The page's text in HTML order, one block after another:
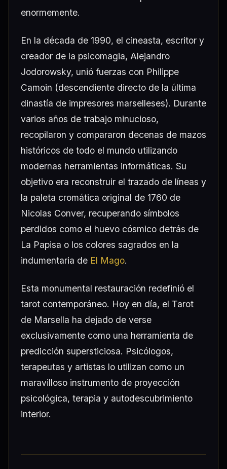
enormemente.
En la década de 1990, el cineasta, escritor y
creador de la psicomagia, Alejandro
Jodorowsky, unió fuerzas con Philippe
Camoin (descendiente directo de la última
dinastía de impresores marselleses). Durante
varios años de trabajo minucioso,
recopilaron y compararon decenas de mazos
históricos de todo el mundo utilizando
modernas herramientas informáticas. Su
objetivo era reconstruir el trazado de líneas y
la paleta cromática original de 1760 de
Nicolas Conver, recuperando símbolos
perdidos como el huevo cósmico detrás de
La Papisa o los colores sagrados en la
indumentaria de El Mago.
Esta monumental restauración redefinió el
tarot contemporáneo. Hoy en día, el Tarot
de Marsella ha dejado de verse
exclusivamente como una herramienta de
predicción supersticiosa. Psicólogos,
terapeutas y artistas lo utilizan como un
maravilloso instrumento de proyección
psicológica, terapia y autodescubrimiento
interior.